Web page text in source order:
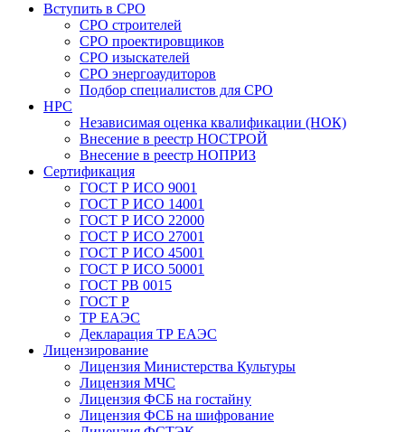
Вступить в СРО
СРО строителей
СРО проектировщиков
СРО изыскателей
СРО энергоаудиторов
Подбор специалистов для СРО
НРС
Независимая оценка квалификации (НОК)
Внесение в реестр НОСТРОЙ
Внесение в реестр НОПРИЗ
Сертификация
ГОСТ Р ИСО 9001
ГОСТ Р ИСО 14001
ГОСТ Р ИСО 22000
ГОСТ Р ИСО 27001
ГОСТ Р ИСО 45001
ГОСТ Р ИСО 50001
ГОСТ РВ 0015
ГОСТ Р
ТР ЕАЭС
Декларация ТР ЕАЭС
Лицензирование
Лицензия Министерства Культуры
Лицензия МЧС
Лицензия ФСБ на гостайну
Лицензия ФСБ на шифрование